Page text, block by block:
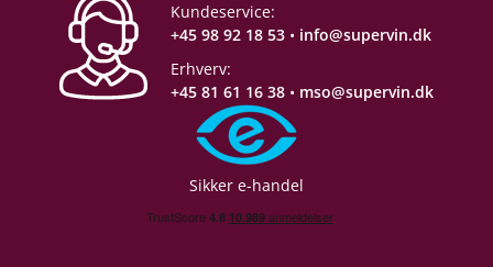
Kundeservice:
+45 98 92 18 53 • info@supervin.dk
Erhverv:
+45 81 61 16 38 • mso@supervin.dk
Sikker e-handel